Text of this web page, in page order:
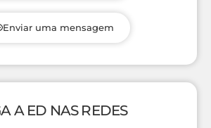
Enviar uma mensagem
A ED NAS REDES